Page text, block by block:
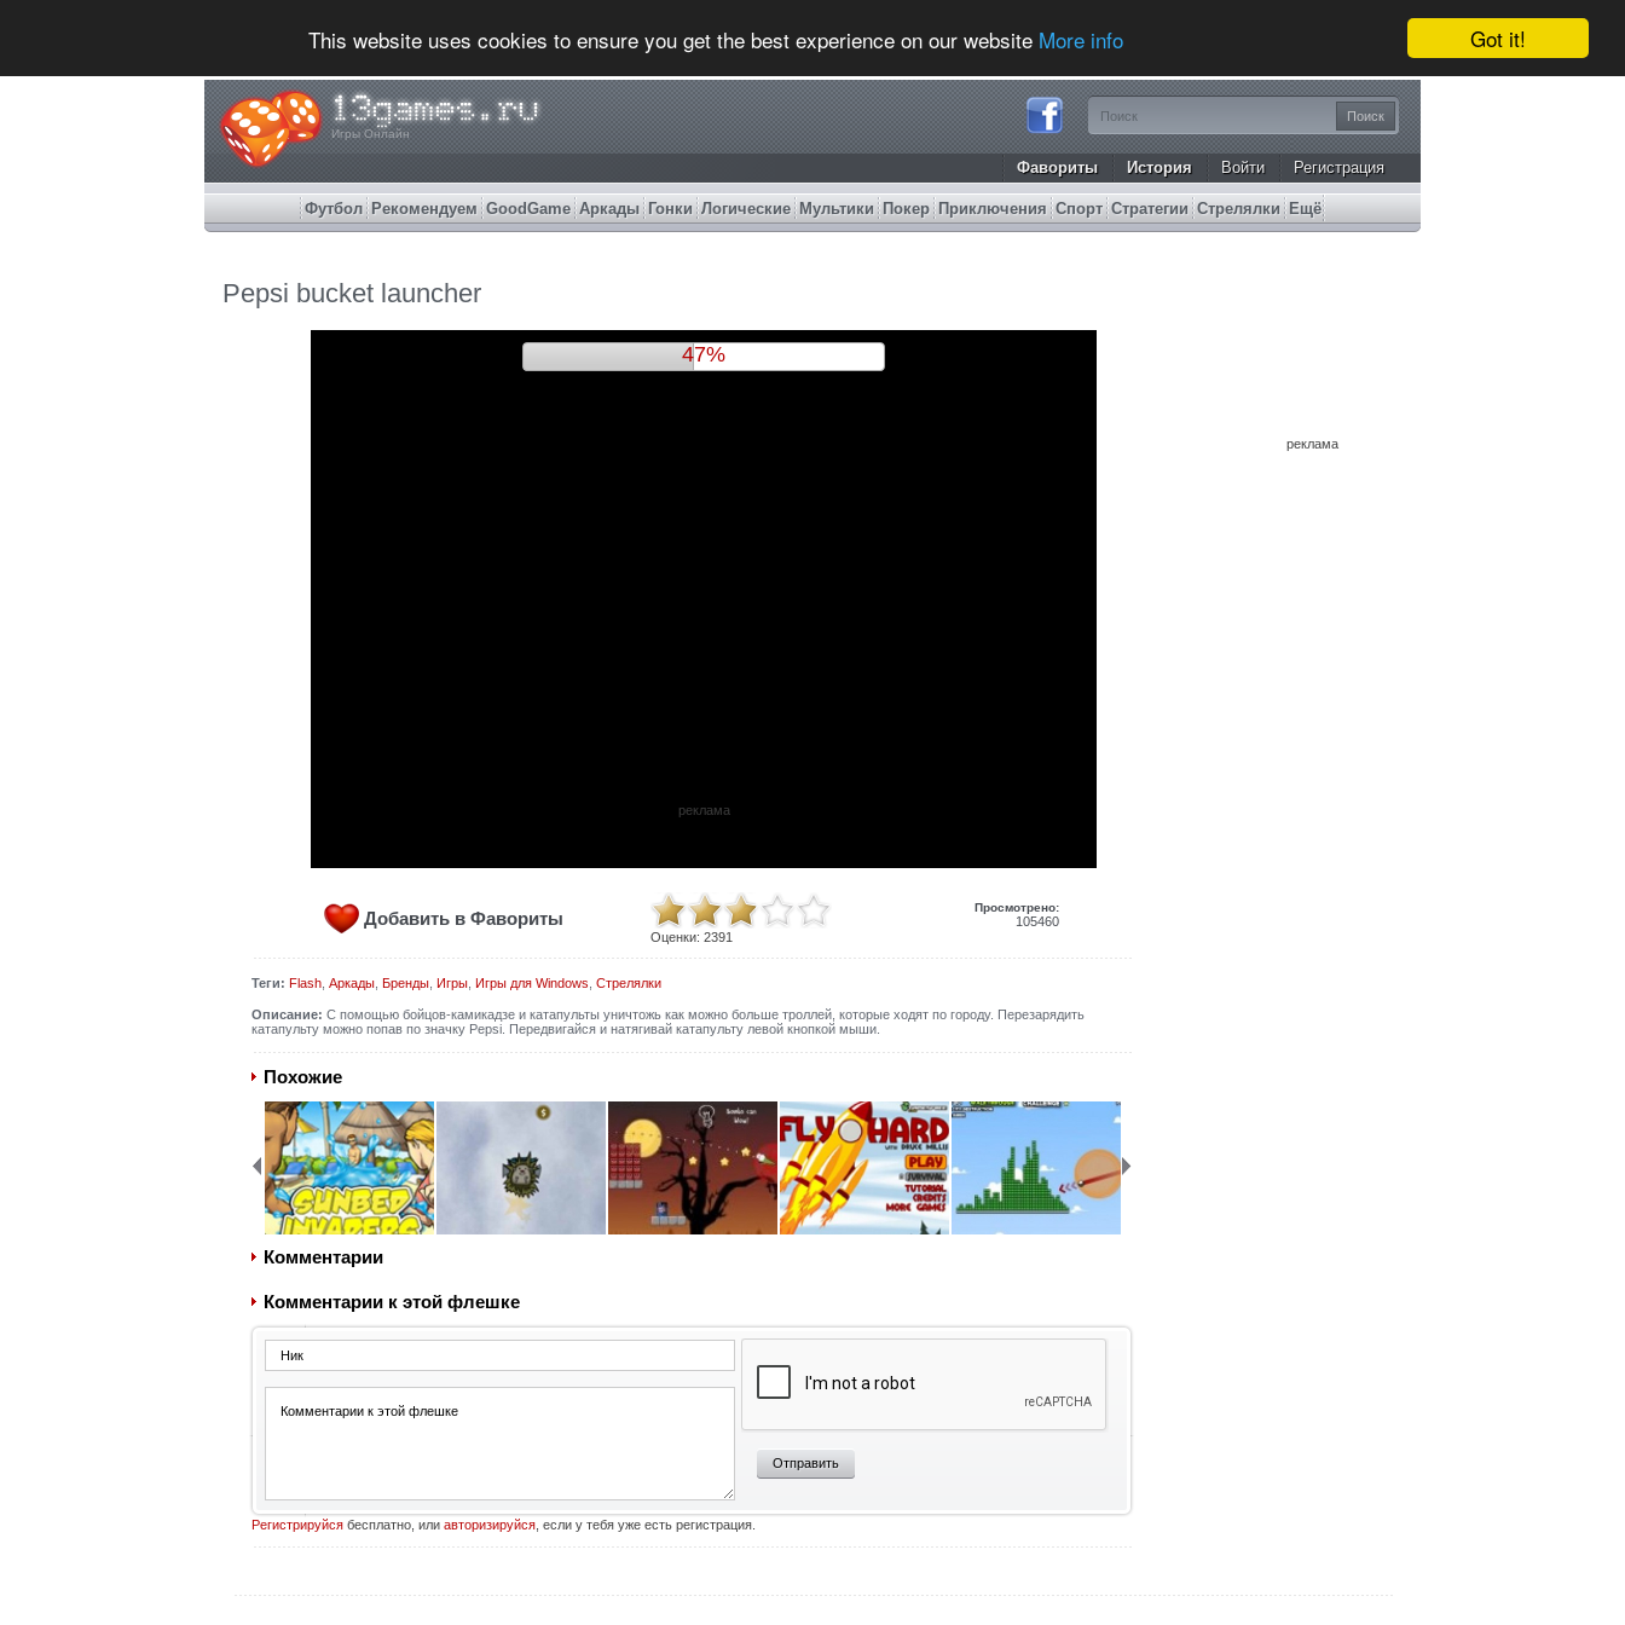
Got it!
This website uses cookies to ensure you get the best experience on our website More info
Игры Онлайн
Фавориты История Войти Регистрация
Футбол Рекомендуем GoodGame Аркады Гонки Логические Мультики Покер Приключения Спорт Стратегии Стрелялки Ещё
Pepsi bucket launcher
50%
реклама
Добавить в Фавориты
Оценки: 2391
Просмотрено:
105460
Теги: Flash, Аркады, Бренды, Игры, Игры для Windows Стрелялки
Описание: С помощью бойцов-камикадзе и катапульты уничтожь как можно больше троллей, которые ходят по городу. Перезарядить
катапульту можно попав по значку Pepsi. Передвигайся и натягивай катапульту левой кнопкой мыши.
Похожие
Комментарии
Комментарии к этой флешке
Отправить
Регистрируйсябесплатно, или авторизируйся, если у тебя уже есть регистрация.
реклама